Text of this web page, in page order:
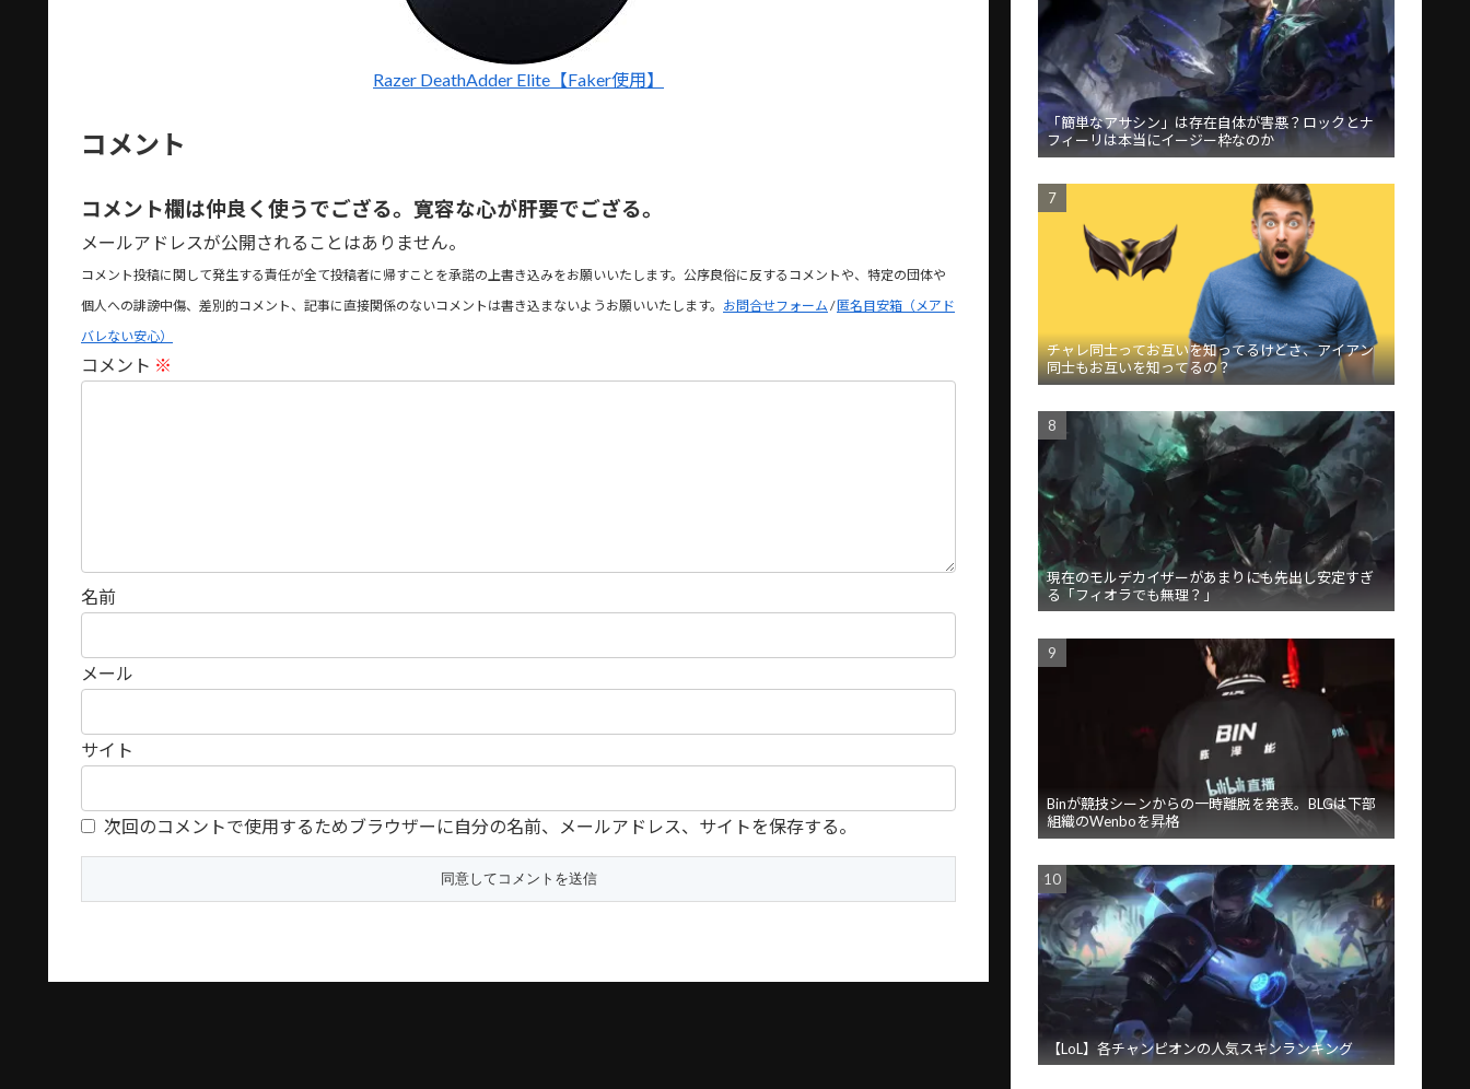
Razer DeathAdder Elite【Faker使用】
コメント
コメント欄は仲良く使うでござる。寛容な心が肝要でござる。
メールアドレスが公開されることはありません。
コメント投稿に関して発生する責任が全て投稿者に帰すことを承諾の上書き込みをお願いいたします。公序良俗に反するコメントや、特定の団体や
個人への誹謗中傷、差別的コメント、記事に直接関係のないコメントは書き込まないようお願いいたします。 お問合せフォーム /匿名目安箱（メアド
バレない安心）
コメント ※
名前
メール
サイト
次回のコメントで使用するためブラウザーに自分の名前、メールアドレス、サイトを保存する。
「簡単なアサシン」は存在自体が害悪？ロックとナ
フィーリは本当にイージー枠なのか
チャレ同士ってお互いを知ってるけどさ、アイアン
同士もお互いを知ってるの？
現在のモルデカイザーがあまりにも先出し安定すぎ
る「フィオラでも無理？」
Binが競技シーンからの一時離脱を発表。BLGは下部
組織のWenboを昇格
【LoL】各チャンピオンの人気スキンランキング